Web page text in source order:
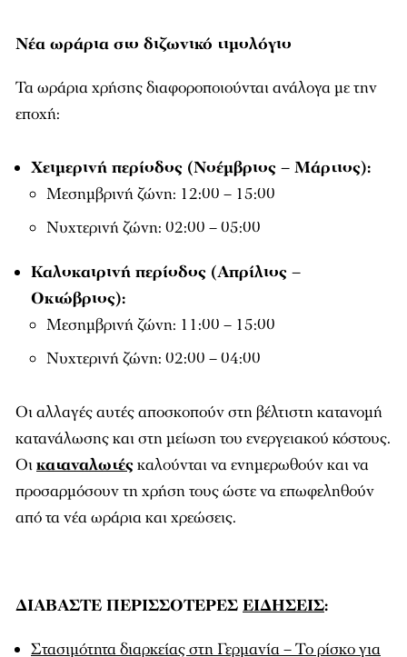
Νέα ωράρια στο διζωνικό τιμολόγιο
Τα ωράρια χρήσης διαφοροποιούνται ανάλογα με την
εποχή:
Χειμερινή περίοδος (Νοέμβριος – Μάρτιος):
Μεσημβρινή ζώνη: 12:00 – 15:00
Νυχτερινή ζώνη: 02:00 – 05:00
Καλοκαιρινή περίοδος (Απρίλιος –
Οκτώβριος):
Μεσημβρινή ζώνη: 11:00 – 15:00
Νυχτερινή ζώνη: 02:00 – 04:00
Οι αλλαγές αυτές αποσκοπούν στη βέλτιστη κατανομή
κατανάλωσης και στη μείωση του ενεργειακού κόστους.
Οικαταναλωτέςκαλούνται να ενημερωθούν και να
προσαρμόσουν τη χρήση τους ώστε να επωφεληθούν
από τα νέα ωράρια και χρεώσεις.
ΔΙΑΒΑΣΤΕ ΠΕΡΙΣΣΟΤΕΡΕΣ ΕΙΔΗΣΕΙΣ:
Στασιμότητα διαρκείας στη Γερμανία – Το ρίσκο για